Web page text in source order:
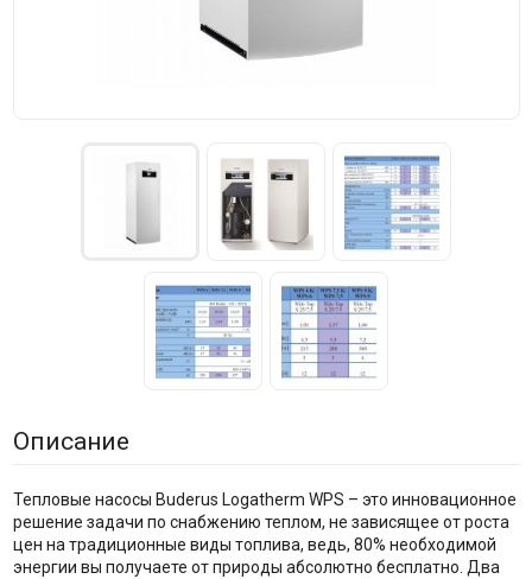
Описание
Тепловые насосы Buderus Logatherm WPS – это инновационное
решение задачи по снабжению теплом, не зависящее от роста
цен на традиционные виды топлива, ведь, 80% необходимой
энергии вы получаете от природы абсолютно бесплатно. Два